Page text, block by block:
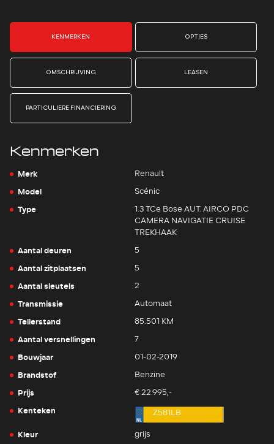
KENMERKEN OPTIES
OMSCHRIJVING LEASEN
PARTICULIERE FINANCIERING
Kenmerken
Merk Renault
Model Scénic
Type
1.3 TCe Bose AUT. AIRCO PDC
CAMERA NAVIGATIE CRUISE
TREKHAAK
Aantal deuren 5
Aantal zitplaatsen 5
Aantal sleutels 2
Transmissie Automaat
Tellerstand 85.501 KM
Aantal versnellingen 7
Bouwjaar 01-02-2019
Brandstof Benzine
Prijs € 22.995,-
Kenteken Z581LB
Kleur grijs